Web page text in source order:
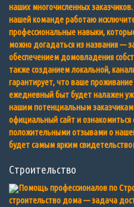
наших многочисленных
нашей команде работаю
профессиональные навыки,
можно догадаться из названия —
обеспечением домовладения
также созданием локальной,
гарантирует, что ваше
ежедневный быт будет налажен
нашим потенциальным
официальный сайт и
положительными отзывами о
будет самым ярким
Строительство
Помощь профессионалов по
строительство дома — задача